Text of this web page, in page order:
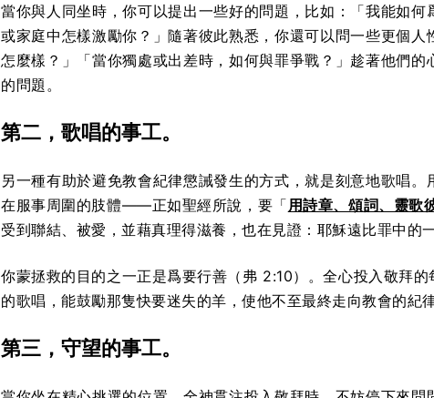
當你與人同坐時，你可以提出一些好的問題，比如：「我能如
或家庭中怎樣激勵你？」隨著彼此熟悉，你還可以問一些更個
怎麼樣？」「當你獨處或出差時，如何與罪爭戰？」趁著他們
的問題。
第二，歌唱的事工。
另一種有助於避免教會紀律懲誡發生的方式，就是刻意地歌唱
在服事周圍的肢體——正如聖經所說，要「用詩章、頌詞、靈歌
受到聯結、被愛，並藉真理得滋養，也在見證：耶穌遠比罪中的
你蒙拯救的目的之一正是爲要行善（弗 2:10）。全心投入敬拜
的歌唱，能鼓勵那隻快要迷失的羊，使他不至最終走向教會的紀律
第三，守望的事工。